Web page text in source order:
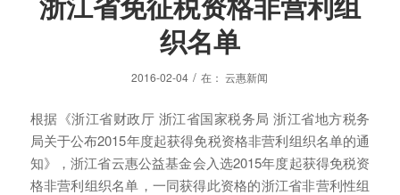
织名单
2016-02-04 / 在：云惠新闻
根据《浙江省财政厅 浙江省国家税务局 浙江省地方税务
局关于公布2015年度起获得免税资格非营利组织名单的通
知》，浙江省云惠公益基金会入选2015年度起获得免税资
格非营利组织名单，一同获得此资格的浙江省非营利性组